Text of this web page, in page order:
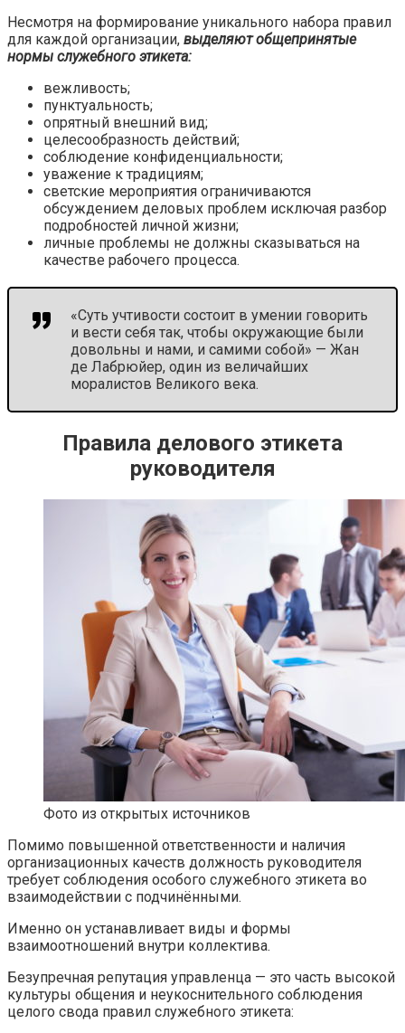
Несмотря на формирование уникального набора правил
для каждой организации, выделяют общепринятые
нормы служебного этикета:
вежливость;
пунктуальность;
опрятный внешний вид;
целесообразность действий;
соблюдение конфиденциальности;
уважение к традициям;
светские мероприятия ограничиваются
обсуждением деловых проблем исключая разбор
подробностей личной жизни;
личные проблемы не должны сказываться на
качестве рабочего процесса.
«Суть учтивости состоит в умении говорить
и вести себя так, чтобы окружающие были
довольны и нами, и самими собой» — Жан
де Лабрюйер, один из величайших
моралистов Великого века.
Правила делового этикета
руководителя
Фото из открытых источников
Помимо повышенной ответственности и наличия
организационных качеств должность руководителя
требует соблюдения особого служебного этикета во
взаимодействии с подчинёнными.
Именно он устанавливает виды и формы
взаимоотношений внутри коллектива.
Безупречная репутация управленца — это часть высокой
культуры общения и неукоснительного соблюдения
целого свода правил служебного этикета: